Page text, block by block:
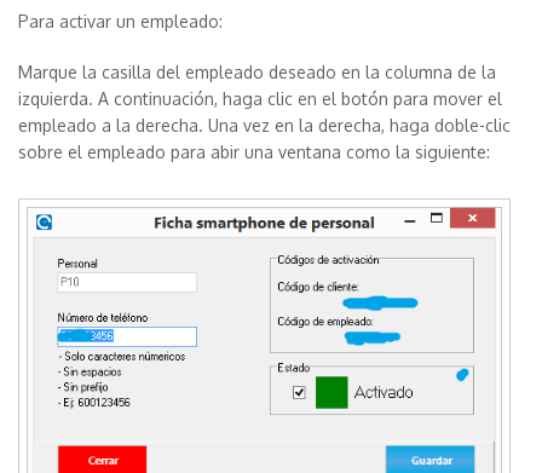
Para activar un empleado:
Marque la casilla del empleado deseado en la columna de la
izquierda. A continuación, haga clic en el botón para mover el
empleado a la derecha. Una vez en la derecha, haga doble-clic
sobre el empleado para abir una ventana como la siguiente: